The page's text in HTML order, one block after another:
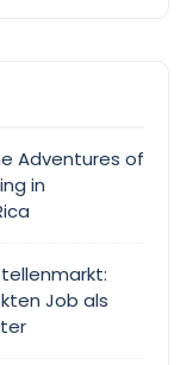
Adventures of
in
Job als